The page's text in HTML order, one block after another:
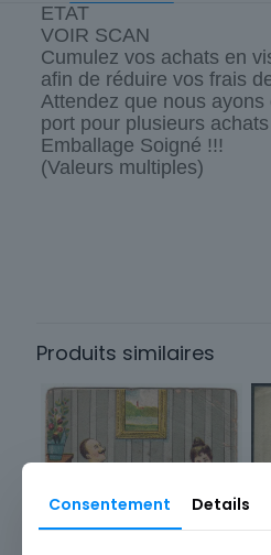
ETAT
VOIR SCAN
Cumulez vos achats en
afin de réduire vos frais
Attendez que nous
port pour plusieurs
Emballage Soigné !!!
(Valeurs multiples)
Sous-thème
Ville
Produits similaires
Consentement Details